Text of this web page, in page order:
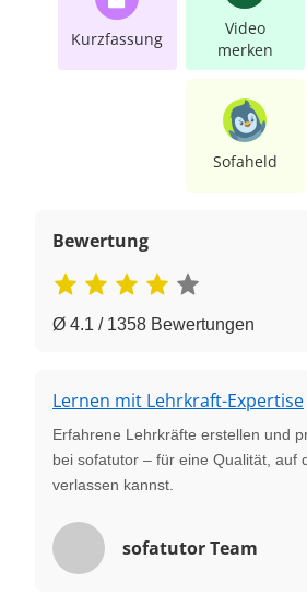
Kurzfassung
Video
merken
Sofaheld
Bewertung
Ø 4.1 / 1358 Bewertungen
Lernen mit Lehrkraft-Expertise
Erfahrene Lehrkräfte erstellen und
bei sofatutor – für eine Qualität, auf
verlassen kannst.
sofatutor Team